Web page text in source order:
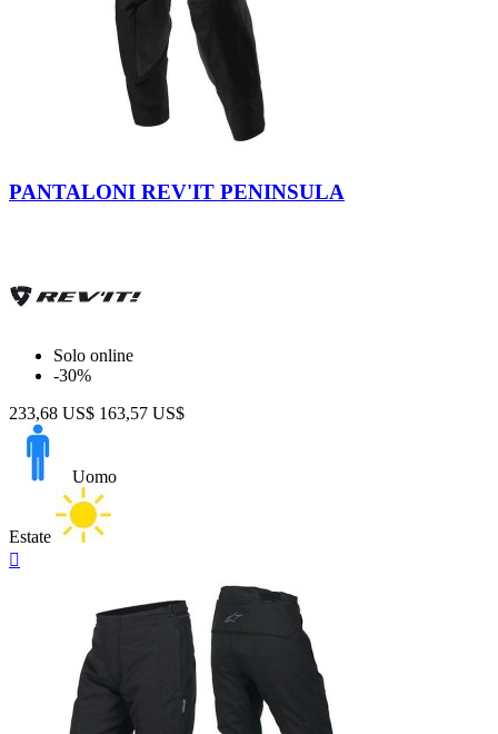
PANTALONI REV'IT PENINSULA
Solo online
-30%
233,68 US$ 163,57 US$
Uomo
Estate
